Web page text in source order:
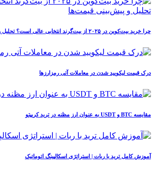
چرا خرید بیت‌کوین در ۲۰۲۵ از بیت‌گرند انتخابی عالی است؟ تحلیل و پیش‌بینی قیمت‌ها
درک قیمت لیکویید شدن در معاملات آتی رمزارزها
مقایسه BTC و USDT به عنوان ارز مظنه در ترید کریپتو
آموزش کامل ترید با ربات | استراتژی اسکالپینگ اتوماتیک